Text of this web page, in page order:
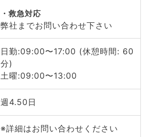
救急対応
弊社までお問い合わせ下さい
日勤:09:00〜17:00 (休憩時間: 60
分)
土曜:09:00〜13:00
週4.50日
※詳細はお問い合わせください